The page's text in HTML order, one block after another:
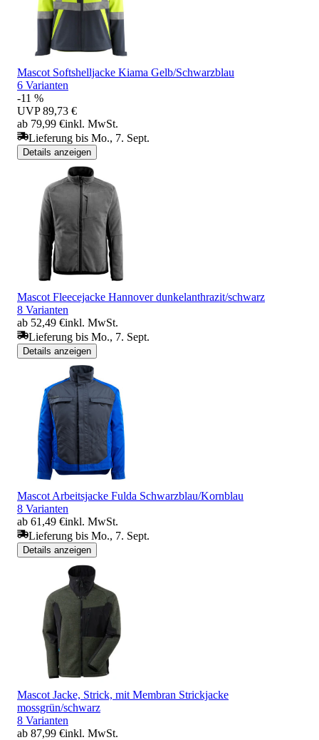
Mascot Softshelljacke Kiama Gelb/Schwarzblau
6 Varianten
-11 %
UVP 89,73 €
ab 79,99 €inkl. MwSt.
Lieferung bis Mo., 7. Sept.
Details anzeigen
Mascot Fleecejacke Hannover dunkelanthrazit/schwarz
8 Varianten
ab 52,49 €inkl. MwSt.
Lieferung bis Mo., 7. Sept.
Details anzeigen
Mascot Arbeitsjacke Fulda Schwarzblau/Kornblau
8 Varianten
ab 61,49 €inkl. MwSt.
Lieferung bis Mo., 7. Sept.
Details anzeigen
Mascot Jacke, Strick, mit Membran Strickjacke
mossgrün/schwarz
8 Varianten
ab 87,99 €inkl. MwSt.